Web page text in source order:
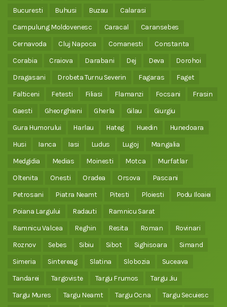
Bucuresti
Buhusi Buzau
Calarasi
Campulung Moldovenesc
Caracal
Caransebes
Cernavoda
Cluj Napoca Comanesti
Constanta
Corabia
Craiova Darabani Dej Deva
Dorohoi
Dragasani
Drobeta Turnu Severin Fagaras
Faget
Falticeni
Fetesti Filiasi Flamanzi Focsani
Frasin
Gaesti
Gheorghieni Gherla Gilau
Giurgiu
Gura Humorului
Harlau Hateg Huedin
Hunedoara
Husi
Ianca Iasi Ludus Lugoj
Mangalia
Medgidia
Medias Moinesti Motca
Murfatlar
Oltenita
Onesti Oradea Orsova
Pascani
Petrosani
Piatra Neamt Pitesti Ploiesti
Podu Iloaiei
Poiana Largului
Radauti
Ramnicu Sarat
Ramnicu Valcea
Reghin Resita Roman
Rovinari
Roznov
Sebes Sibiu Sibot Sighisoara
Simand
Simeria
Sintereag Slatina Slobozia
Suceava
Tandarei
Targoviste Targu Frumos
Targu Jiu
Targu Mures
Targu Neamt Targu Ocna
Targu Secuiesc